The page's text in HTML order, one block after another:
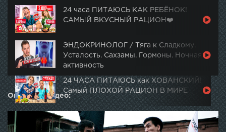
24 часа ПИТАЮСЬ КАК РЕБЁНОК!
САМЫЙ ВКУСНЫЙ РАЦИОН❤️
ЭНДОКРИНОЛОГ / Тяга к Сладкому.
Усталость. Сахзамы. Гормоны. Ночная
активность
24 ЧАСА ПИТАЮСЬ как ХОВАНСКИЙ!
Самый ПЛОХОЙ РАЦИОН В МИРЕ
Описание видео: